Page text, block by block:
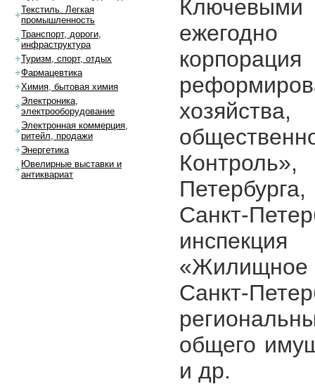
ежегодно
Санкт-
Санкт-
общего
и др.
Текстиль. Легкая
промышленность
Транспорт, дороги,
инфраструктура
Туризм, спорт, отдых
Фармацевтика
Химия, бытовая химия
Электроника,
электрооборудование
Электронная коммерция,
ритейл, продажи
Энергетика
Ювелирные выставки и
антиквариат